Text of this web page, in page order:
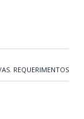
, REQUERIMENTOS